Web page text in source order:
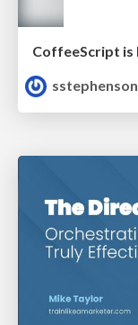
sstephenson